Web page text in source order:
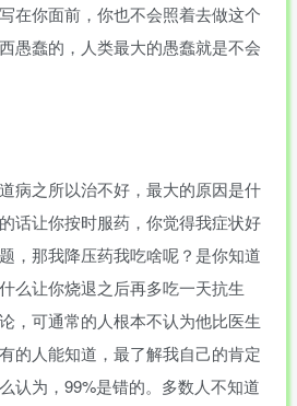
在你面前，你也不会照着去做这个
愚蠢的，人类最大的愚蠢就是不会
病之所以治不好，最大的原因是什
话让你按时服药，你觉得我症状好
，那我降压药我吃啥呢？是你知道
么让你烧退之后再多吃一天抗生
，可通常的人根本不认为他比医生
的人能知道，最了解我自己的肯定
认为，99%是错的。多数人不知道